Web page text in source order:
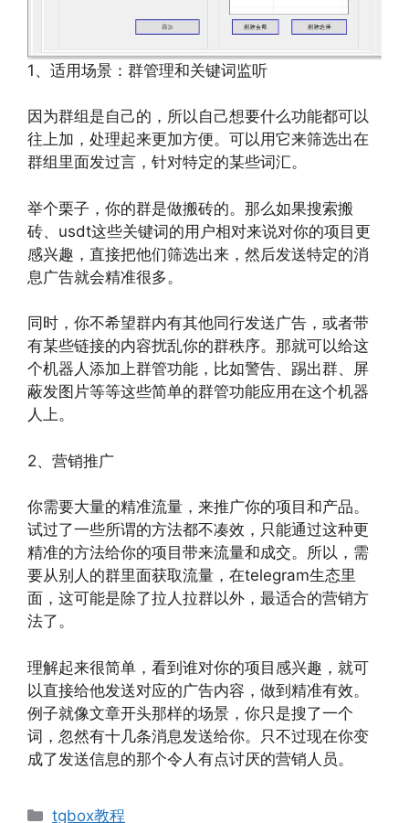
1、适用场景：群管理和关键词监听
因为群组是自己的，所以自己想要什么功能都可以
往上加，处理起来更加方便。可以用它来筛选出在
群组里面发过言，针对特定的某些词汇。
举个栗子，你的群是做搬砖的。那么如果搜索搬
砖、usdt这些关键词的用户相对来说对你的项目更
感兴趣，直接把他们筛选出来，然后发送特定的消
息广告就会精准很多。
同时，你不希望群内有其他同行发送广告，或者带
有某些链接的内容扰乱你的群秩序。那就可以给这
个机器人添加上群管功能，比如警告、踢出群、屏
蔽发图片等等这些简单的群管功能应用在这个机器
人上。
2、营销推广
你需要大量的精准流量，来推广你的项目和产品。
试过了一些所谓的方法都不凑效，只能通过这种更
精准的方法给你的项目带来流量和成交。所以，需
要从别人的群里面获取流量，在telegram生态里
面，这可能是除了拉人拉群以外，最适合的营销方
法了。
理解起来很简单，看到谁对你的项目感兴趣，就可
以直接给他发送对应的广告内容，做到精准有效。
例子就像文章开头那样的场景，你只是搜了一个
词，忽然有十几条消息发送给你。只不过现在你变
成了发送信息的那个令人有点讨厌的营销人员。
分
tgbox教程